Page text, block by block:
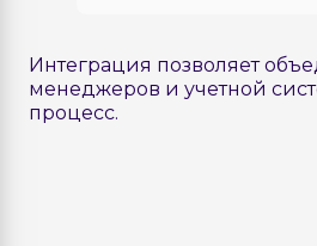
Интеграция позволяет
менеджеров и учетной
процесс.